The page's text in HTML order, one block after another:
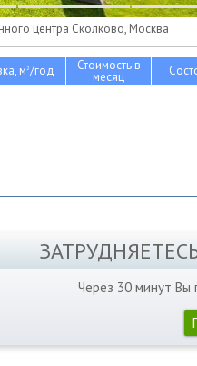
центра Сколково, Москва
м2/год Стоимость в
месяц
Через 30 минут Вы